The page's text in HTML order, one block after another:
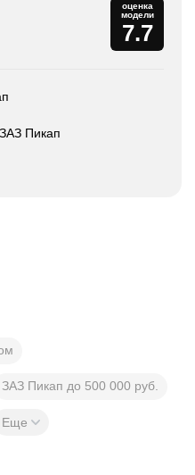
оценка
модели
7.7
Пикап
ЗАЗ Пикап до 500 000 руб.
Еще